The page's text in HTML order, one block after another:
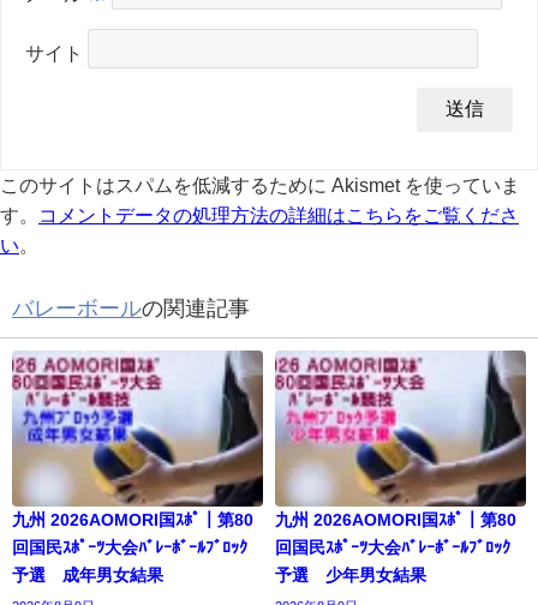
サイト
このサイトはスパムを低減するために Akismet を使っていま
す。
コメントデータの処理方法の詳細はこちらをご覧くださ
い。
バレーボールの関連記事
九州 2026AOMORI国ｽﾎﾟ｜第80
回国民ｽﾎﾟｰﾂ大会ﾊﾞﾚｰﾎﾞｰﾙﾌﾞﾛｯｸ
予選 成年男女結果
九州 2026AOMORI国ｽﾎﾟ｜第80
回国民ｽﾎﾟｰﾂ大会ﾊﾞﾚｰﾎﾞｰﾙﾌﾞﾛｯｸ
予選 少年男女結果